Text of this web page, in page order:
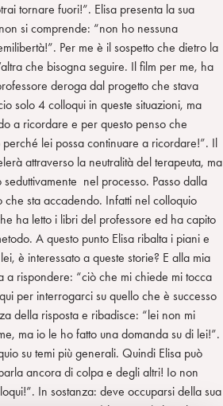
tornare fuori!”. Elisa presenta la sua
si comprende: “non ho nessuna
Per me è il sospetto che dietro la
che bisogna seguire. Il film per me, ha
deroga dal progetto che stava
solo 4 colloqui in queste situazioni, ma
a ricordare e per questo penso che
lei possa continuare a ricordare!”. Il
attraverso la neutralità del terapeuta, ma
nel processo. Passo dalla
che sta accadendo. Infatti nel colloquio
ha letto i libri del professore ed ha capito
A questo punto Elisa ribalta i piani e
è interessato a queste storie? E alla mia
a rispondere: “ciò che mi chiede mi tocca
per interrogarci su quello che è successo
della risposta e ribadisce: “lei non mi
ma io le ho fatto una domanda su di lei!”.
su temi più generali. Quindi Elisa può
ancora di colpa e degli altri! Io non
In sostanza: deve occuparsi della sua